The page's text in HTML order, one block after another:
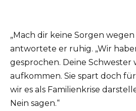
„Mach dir keine Sorgen
antwortete er ruhig. „Wir
gesprochen. Deine Schwester
aufkommen. Sie spart doch für
wir es als Familienkrise
Nein sagen.“